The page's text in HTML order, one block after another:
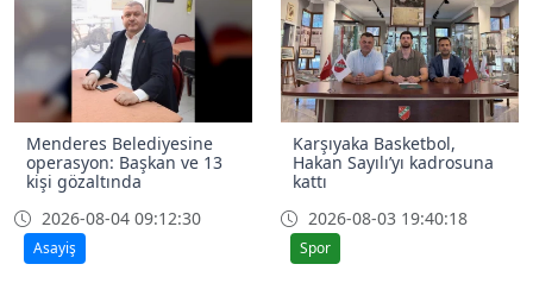
Menderes Belediyesine
operasyon: Başkan ve 13
kişi gözaltında
2026-08-04 09:12:30
Asayiş
Karşıyaka Basketbol,
Hakan Sayılı’yı kadrosuna
kattı
2026-08-03 19:40:18
Spor